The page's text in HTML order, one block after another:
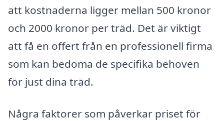
att kostnaderna ligger mellan 500 kronor
och 2000 kronor per träd. Det är viktigt
att få en offert från en professionell firma
som kan bedöma de specifika behoven
för just dina träd.
Några faktorer som påverkar priset för